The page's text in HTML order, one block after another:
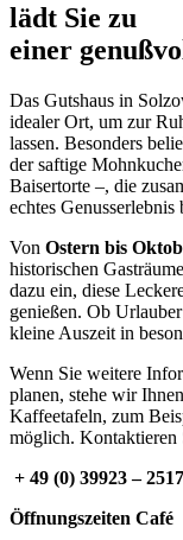
lädt Sie zu
einer
Das Gutshaus in
idealer Ort, um zur
lassen. Besonders
der saftige
Baisertorte –, die
echtes Genusserlebnis
Von Ostern bis
historischen
dazu ein, diese
genießen. Ob
kleine Auszeit in
Wenn Sie weitere
planen, stehe wir
Kaffeetafeln, zum
möglich. Kontaktieren
+ 49 (0) 39923 –
Öffnungszeiten Café